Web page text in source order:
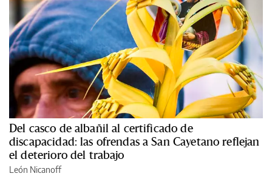
Del casco de albañil al certificado de
discapacidad: las ofrendas a San Cayetano reflejan
el deterioro del trabajo
León Nicanoff